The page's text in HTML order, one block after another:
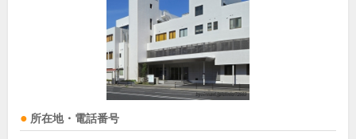
所在地・電話番号